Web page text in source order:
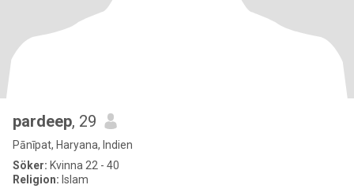
pardeep, 29
Pānīpat, Haryana, Indien
Söker: Kvinna 22 - 40
Religion: Islam